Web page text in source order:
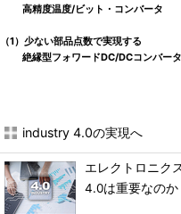
高精度温度/ビット・コンバータ
（1）少ない部品点数で実現する
絶縁型フォワードDC/DCコンバータ
industry 4.0の実現へ
エレクトロニク
4.0は重要なのか